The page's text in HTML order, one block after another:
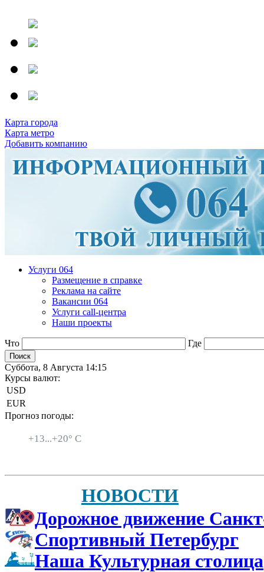
Карта города
Карта метро
Добавить компанию
Услуги 064
Размещение в справке
Реклама на сайте
Вакансии 064
Услуги call-центра
Наши проекты
Что Где
Суббота, 8 Августа 14:15
Курсы валют:
USD
EUR
Прогноз погоды:
+13...+20° C
НОВОСТИ
Дорожное движение
Спортивный Петербург
Наша Культурная столица